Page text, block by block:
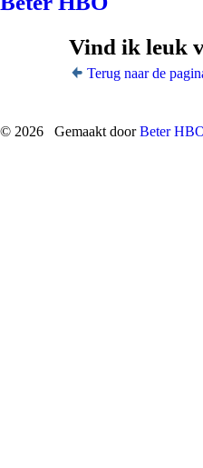
Vind ik leuk
Terug naar de
© 2026 Gemaakt doorBeter